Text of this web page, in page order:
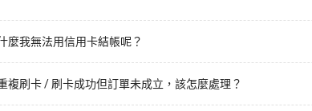
麼我無法用信用卡結帳呢？
複刷卡 / 刷卡成功但訂單未成立，該怎麼處理？